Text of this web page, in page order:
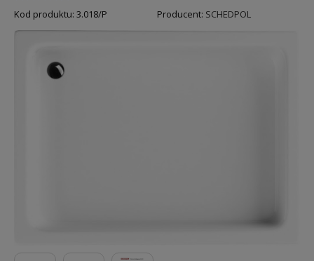
Kod produktu: 3.018/P Producent: SCHEDPOL